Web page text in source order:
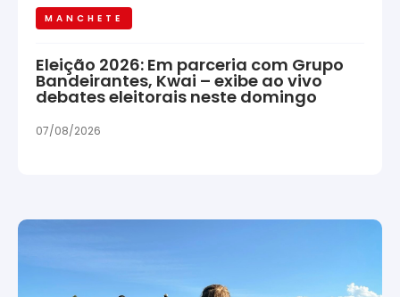
MANCHETE
Eleição 2026: Em parceria com Grupo
Bandeirantes, Kwai – exibe ao vivo
debates eleitorais neste domingo
07/08/2026